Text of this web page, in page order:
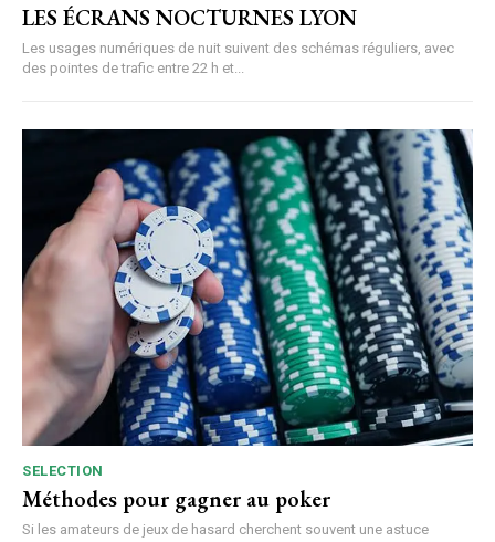
LES ÉCRANS NOCTURNES LYON
Les usages numériques de nuit suivent des schémas réguliers, avec
des pointes de trafic entre 22 h et...
SELECTION
Méthodes pour gagner au poker
Si les amateurs de jeux de hasard cherchent souvent une astuce